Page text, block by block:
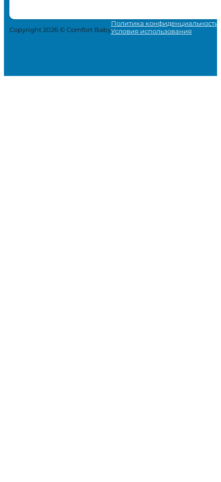
Copyright 2026 © Comfort Baby
Политика конфиденциальности
Условия использования